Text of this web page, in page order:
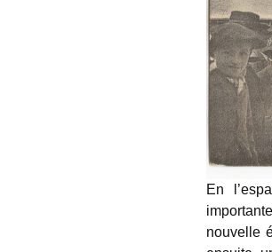
En
nouvelle